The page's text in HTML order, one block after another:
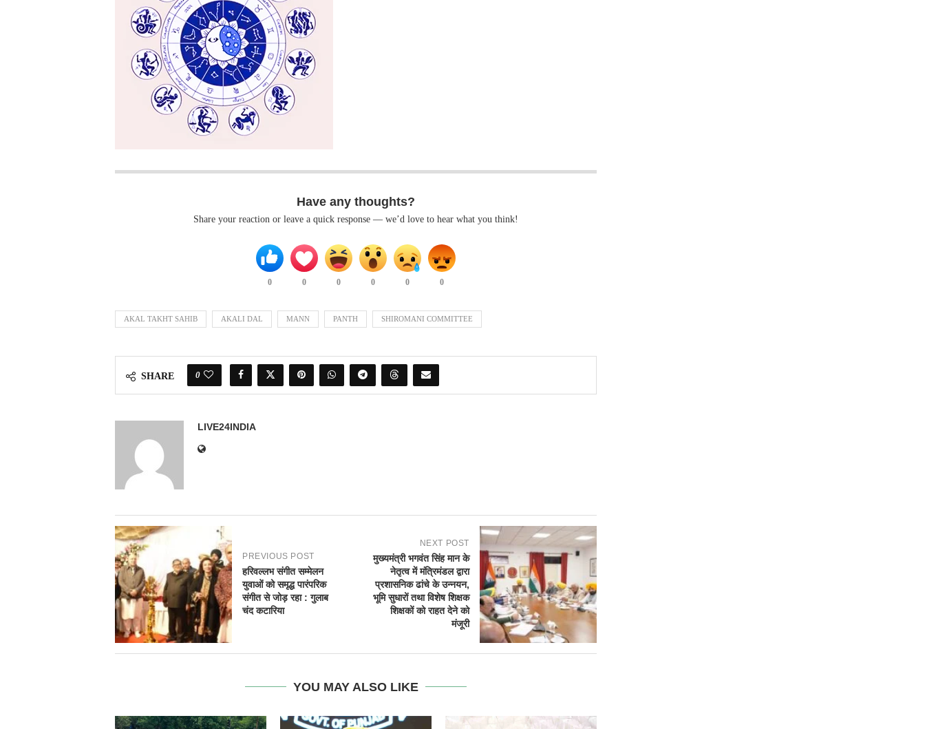
Have any thoughts?
Share your reaction or leave a quick response — we’d love to hear what you think!
0 0 0 0 0 0
AKAL TAKHT SAHIB AKALI DAL MANN PANTH SHIROMANI COMMITTEE
SHARE 0
LIVE24INDIA
PREVIOUS POST
हरिवल्लभ संगीत सम्मेलन
युवाओं को समृद्ध पारंपरिक
संगीत से जोड़ रहा : गुलाब
चंद कटारिया
NEXT POST
मुख्यमंत्री भगवंत सिंह मान के
नेतृत्व में मंत्रिमंडल द्वारा
प्रशासनिक ढांचे के उन्नयन,
भूमि सुधारों तथा विशेष शिक्षक
शिक्षकों को राहत देने को
मंजूरी
YOU MAY ALSO LIKE